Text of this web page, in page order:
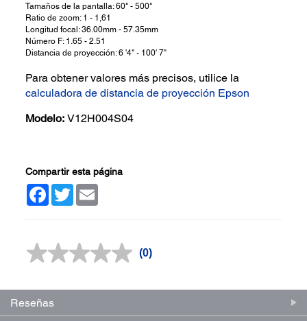
Tamaños de la pantalla: 60" - 500"
Ratio de zoom: 1 - 1,61
Longitud focal: 36.00mm - 57.35mm
Número F: 1.65 - 2.51
Distancia de proyección: 6 '4" - 100' 7"
Para obtener valores más precisos, utilice la
calculadora de distancia de proyección Epson
Modelo: V12H004S04
Compartir esta página
Facebook
Twitter
Sin
en
misma
(0)
Reseñas